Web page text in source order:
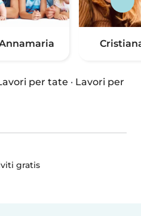
per tate · Lavori per
gratis